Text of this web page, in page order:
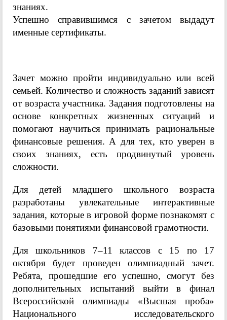
знаниях.
Успешно справившимся с зачетом выдадут
именные сертификаты.
Зачет можно пройти индивидуально или всей
семьей. Количество и сложность заданий зависят
от возраста участника. Задания подготовлены на
основе конкретных жизненных ситуаций и
помогают научиться принимать рациональные
финансовые решения. А для тех, кто уверен в
своих знаниях, есть продвинутый уровень
сложности.
Для детей младшего школьного возраста
разработаны увлекательные интерактивные
задания, которые в игровой форме познакомят с
базовыми понятиями финансовой грамотности.
Для школьников 7–11 классов с 15 по 17
октября будет проведен олимпиадный зачет.
Ребята, прошедшие его успешно, смогут без
дополнительных испытаний выйти в финал
Всероссийской олимпиады «Высшая проба»
Национального исследовательского